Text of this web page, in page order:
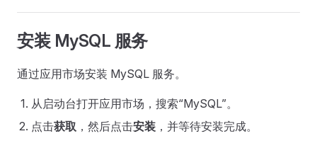
安装 MySQL 服务
通过应用市场安装 MySQL 服务。
从启动台打开应用市场，搜索“MySQL”。
点击获取 ，然后点击安装 ，并等待安装完成。